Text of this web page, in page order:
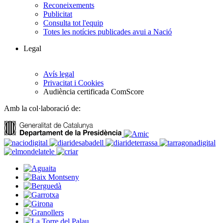
Reconeixements
Publicitat
Consulta tot l'equip
Totes les notícies publicades avui a Nació
Legal
Avís legal
Privacitat i Cookies
Audiència certificada ComScore
Amb la col·laboració de: